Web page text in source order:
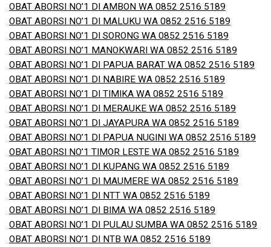
OBAT ABORSI NO’1 DI AMBON WA 0852 2516 5189
OBAT ABORSI NO’1 DI MALUKU WA 0852 2516 5189
OBAT ABORSI NO’1 DI SORONG WA 0852 2516 5189
OBAT ABORSI NO’1 MANOKWARI WA 0852 2516 5189
OBAT ABORSI NO’1 DI PAPUA BARAT WA 0852 2516 5189
OBAT ABORSI NO’1 DI NABIRE WA 0852 2516 5189
OBAT ABORSI NO’1 DI TIMIKA WA 0852 2516 5189
OBAT ABORSI NO’1 DI MERAUKE WA 0852 2516 5189
OBAT ABORSI NO’1 DI JAYAPURA WA 0852 2516 5189
OBAT ABORSI NO’1 DI PAPUA NUGINI WA 0852 2516 5189
OBAT ABORSI NO’1 TIMOR LESTE WA 0852 2516 5189
OBAT ABORSI NO’1 DI KUPANG WA 0852 2516 5189
OBAT ABORSI NO’1 DI MAUMERE WA 0852 2516 5189
OBAT ABORSI NO’1 DI NTT WA 0852 2516 5189
OBAT ABORSI NO’1 DI BIMA WA 0852 2516 5189
OBAT ABORSI NO’1 DI PULAU SUMBA WA 0852 2516 5189
OBAT ABORSI NO’1 DI NTB WA 0852 2516 5189